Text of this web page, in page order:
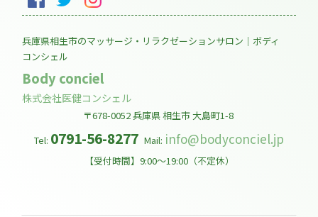
兵庫県相生市のマッサージ・リラクゼーションサロン｜ボディ
コンシェル
Body conciel
株式会社医健コンシェル
〒678-0052兵庫県相生市大島町1-8
Tel: 0791-56-8277 Mail: info@bodyconciel.jp
【受付時間】9:00～19:00（不定休）